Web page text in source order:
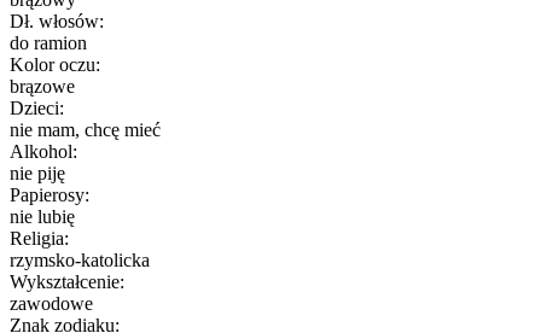
Dł. włosów:
do ramion
Kolor oczu:
brązowe
Dzieci:
nie mam, chcę mieć
Alkohol:
nie piję
Papierosy:
nie lubię
Religia:
rzymsko-katolicka
Wykształcenie:
zawodowe
Znak zodiaku: